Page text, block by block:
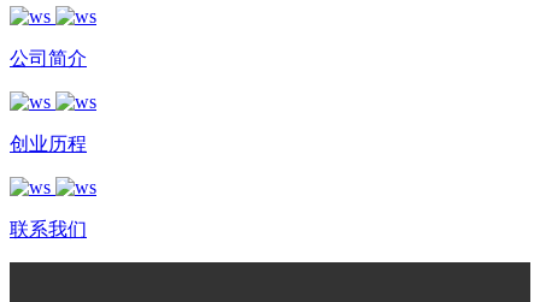
公司简介
创业历程
联系我们